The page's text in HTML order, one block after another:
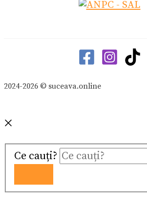
2024-2026 © suceava.online
Ce cauți?